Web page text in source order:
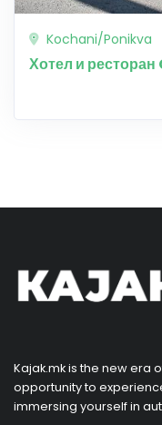
Kochani/Ponikva
Хотел и
Kajak.mk is the new era
opportunity to
immersing yourself in